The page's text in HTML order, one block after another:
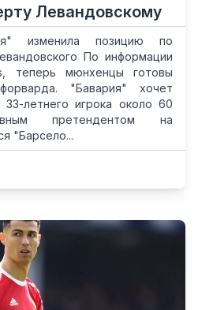
Левандовскому
изменила позицию по
По информации
теперь мюнхенцы готовы
"Бавария" хочет
летнего игрока около 60
претендентом на
"Барсело...